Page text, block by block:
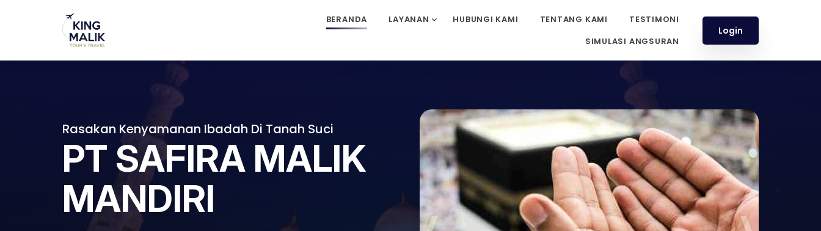
BERANDA LAYANAN HUBUNGI KAMI TENTANG KAMI
TESTIMONI
SIMULASI ANGSURAN
Login
Rasakan Kenyamanan Ibadah Di Tanah Suci
PT SAFIRA MALIK
MANDIRI